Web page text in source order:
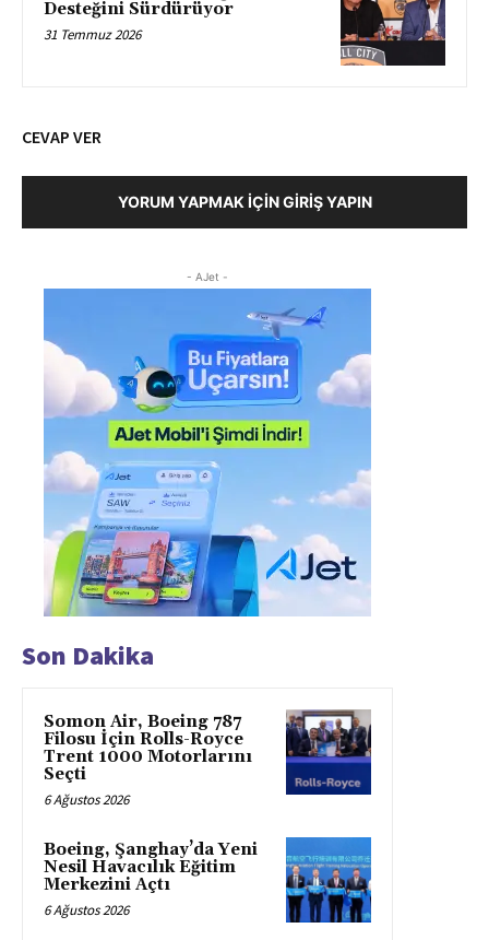
Desteğini Sürdürüyor
31 Temmuz 2026
CEVAP VER
YORUM YAPMAK İÇIN GIRIŞ YAPIN
- AJet -
Son Dakika
Somon Air, Boeing 787
Filosu İçin Rolls-Royce
Trent 1000 Motorlarını
Seçti
6 Ağustos 2026
Boeing, Şanghay’da Yeni
Nesil Havacılık Eğitim
Merkezini Açtı
6 Ağustos 2026